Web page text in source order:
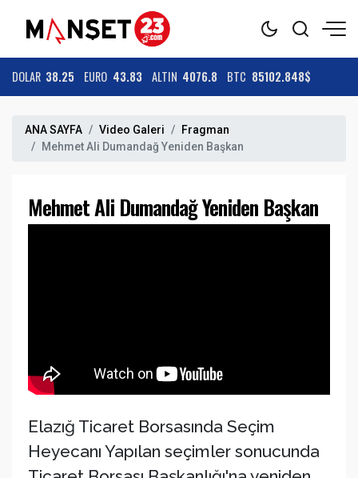
DOLAR 38.25 EURO 43.83 ALTIN 4076.8 BTC 85102.848$
ANA SAYFA Video Galeri
Fragman
Mehmet Ali Dumandağ Yeniden Başkan
Mehmet Ali Dumandağ Yeniden Başkan
Elazığ Ticaret Borsasında Seçim
Heyecanı Yapılan seçimler sonucunda